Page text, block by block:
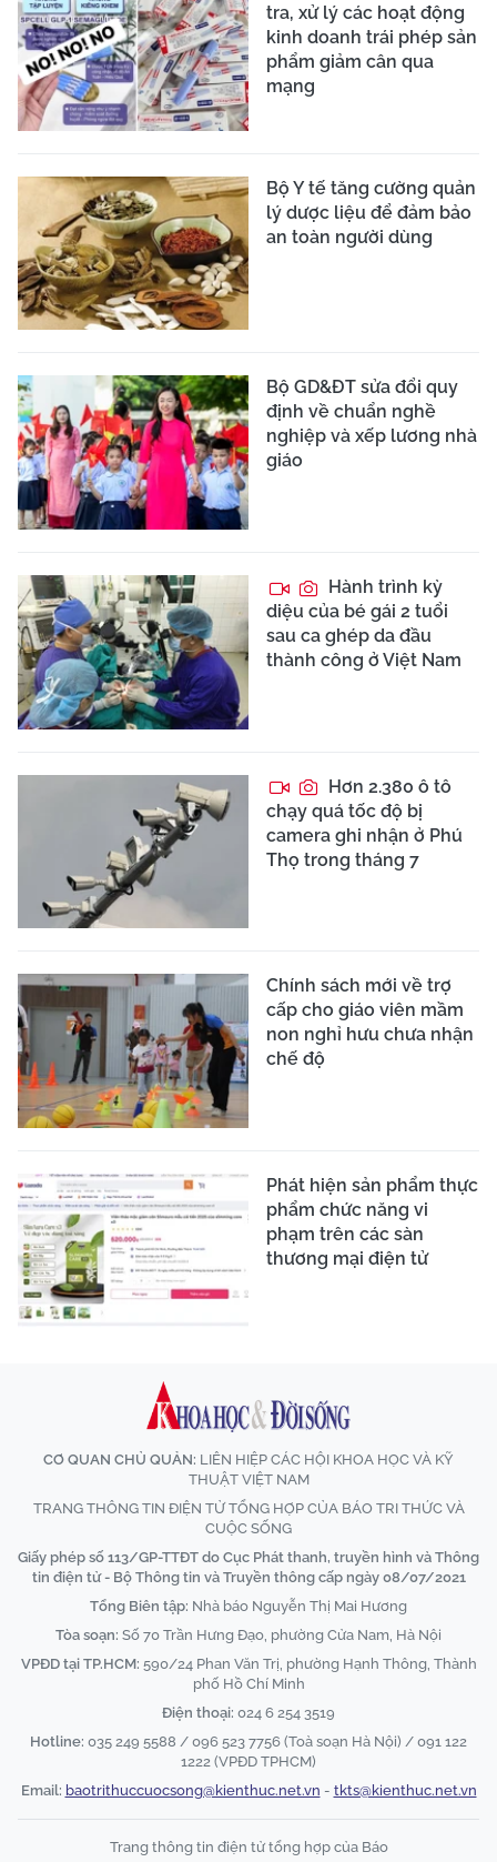
tra, xử lý các hoạt động
kinh doanh trái phép sản
phẩm giảm cân qua
mạng
Bộ Y tế tăng cường quản
lý dược liệu để đảm bảo
an toàn người dùng
Bộ GD&ĐT sửa đổi quy
định về chuẩn nghề
nghiệp và xếp lương nhà
giáo
Hành trình kỳ
diệu của bé gái 2 tuổi
sau ca ghép da đầu
thành công ở Việt Nam
Hơn 2.380 ô tô
chạy quá tốc độ bị
camera ghi nhận ở Phú
Thọ trong tháng 7
Chính sách mới về trợ
cấp cho giáo viên mầm
non nghỉ hưu chưa nhận
chế độ
Phát hiện sản phẩm thực
phẩm chức năng vi
phạm trên các sàn
thương mại điện tử
CƠ QUAN CHỦ QUẢN: LIÊN HIỆP CÁC HỘI KHOA HỌC VÀ KỸ
THUẬT VIỆT NAM
TRANG THÔNG TIN ĐIỆN TỬ TỔNG HỢP CỦA BÁO TRI THỨC VÀ
CUỘC SỐNG
Giấy phép số 113/GP-TTĐT do Cục Phát thanh, truyền hình và Thông
tin điện tử - Bộ Thông tin và Truyền thông cấp ngày 08/07/2021
Tổng Biên tập: Nhà báo Nguyễn Thị Mai Hương
Tòa soạn: Số 70 Trần Hưng Đạo, phường Cửa Nam, Hà Nội
VPĐD tại TP.HCM: 590/24 Phan Văn Trị, phường Hạnh Thông, Thành
phố Hồ Chí Minh
Điện thoại: 024 6 254 3519
Hotline: 035 249 5588 / 096 523 7756 (Toà soạn Hà Nội) / 091 122
1222 (VPĐD TPHCM)
Email: baotrithuccuocsong@kienthuc.net.vn - tkts@kienthuc.net.vn
Trang thông tin điện tử tổng hợp của Báo